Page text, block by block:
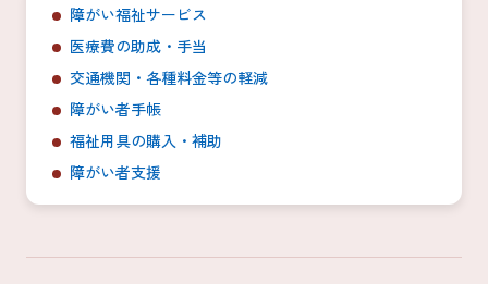
障がい福祉サービス
医療費の助成・手当
交通機関・各種料金等の軽減
障がい者手帳
福祉用具の購入・補助
障がい者支援